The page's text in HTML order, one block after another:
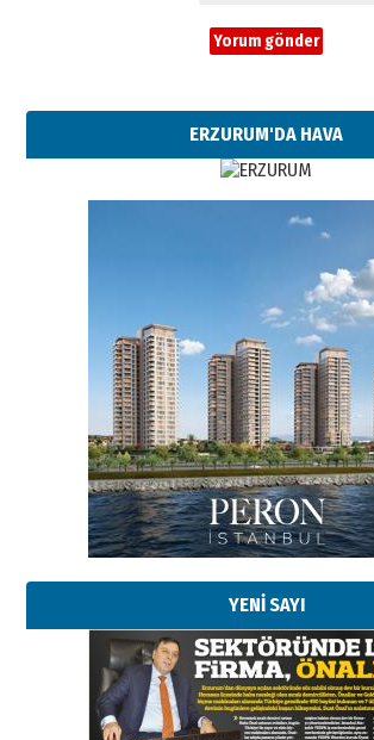
ERZURUM'DA HAVA
YENİ SAYI
Esat BİNDESEN
TRT’NİN BÖLGEYE AÇILAN SESİ
09 Ağustos 2026 Pazar
Kadir SABUNCUOĞLU
Erzurumspor’un köşe taşları
29 Haziran 2026 Pazartesi
Kenan GÜLERCİ
Murat Şahsuvaroğlu ERKON’da
çıtayı yukarı taşırken,
yönetimdekiler aşağı
çekmemeli!
17 Şubat 2026 SalıOrhan BOZKURT